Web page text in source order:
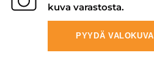
kuva varastosta.
PYYDÄ VALOKUVA